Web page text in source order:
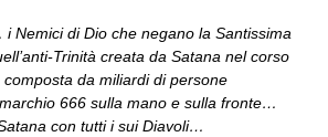
Nemici di Dio che negano la Santissima
Trinità creata da Satana nel corso
da miliardi di persone
666 sulla mano e sulla fronte…
con tutti i sui Diavoli…